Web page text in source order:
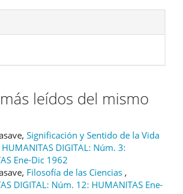
leídos del mismo
Significación y Sentido de la Vida
HUMANITAS DIGITAL: Núm. 3:
Ene-Dic 1962
Filosofía de las Ciencias ,
DIGITAL: Núm. 12: HUMANITAS Ene-